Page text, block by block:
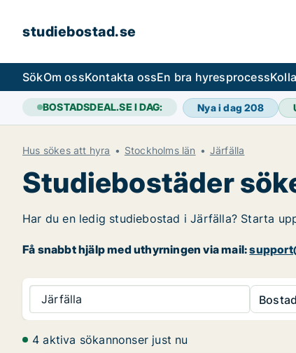
studiebostad.se
SökOm ossKontakta ossEn bra hyresprocess
BOSTADSDEAL.SE I DAG: Nya i dag208
Hus sökes att hyra Stockholms län Järfälla
Studiebostäder
Har du en ledig studiebostad i Järfälla? Starta
Få snabbt hjälp med uthyrningen via mail:
Järfälla
4 aktiva sökannonser just nu